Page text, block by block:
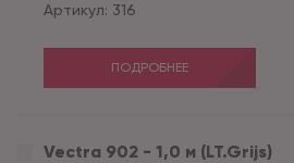
Артикул: 316
ПОДРОБНЕЕ
Vectra 902 - 1,0 м (LT.Grijs)